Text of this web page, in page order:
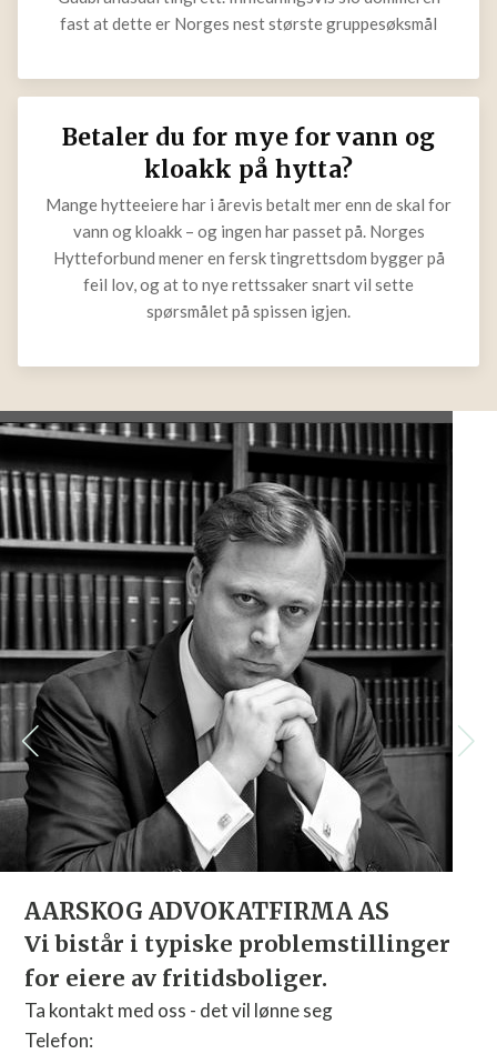
fast at dette er Norges nest største gruppesøksmål
Betaler du for mye for vann og
kloakk på hytta?
Mange hytteeiere har i årevis betalt mer enn de skal for
vann og kloakk – og ingen har passet på. Norges
Hytteforbund mener en fersk tingrettsdom bygger på
feil lov, og at to nye rettssaker snart vil sette
spørsmålet på spissen igjen.
AARSKOG ADVOKATFIRMA AS
Vi bistår i typiske problemstillinger
for eiere av fritidsboliger.
Ta kontakt med oss - det vil lønne seg
Telefon: